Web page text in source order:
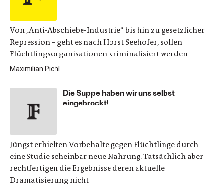
Von „Anti-Abschiebe-Industrie“ bis hin zu gesetzlicher
Repression – geht es nach Horst Seehofer, sollen
Flüchtlings­organisationen kriminalisiert werden
Maximilian Pichl
Die Suppe haben wir uns selbst
eingebrockt!
Jüngst erhielten Vorbehalte gegen Flüchtlinge durch
eine Studie scheinbar neue Nahrung. Tatsächlich aber
rechtfertigen die Ergebnisse deren aktuelle
Dramatisierung nicht